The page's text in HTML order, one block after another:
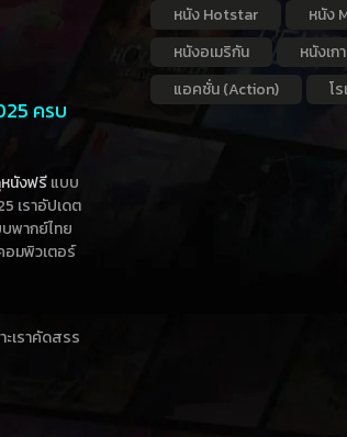
ครบ
นังฟรีแบบ
เราอัปเดต
พากย์ไทย
อมพิวเตอร์
เราคัดสรร
หนัง Hotstar
หนัง
หนังอเมริกัน
หนังเก
แอคชั่น (Action)
โ